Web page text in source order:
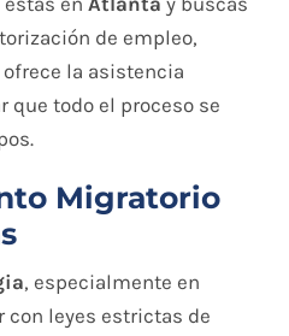
de empleo,
la asistencia
que todo el proceso se
Migratorio
, especialmente en
con leyes estrictas de